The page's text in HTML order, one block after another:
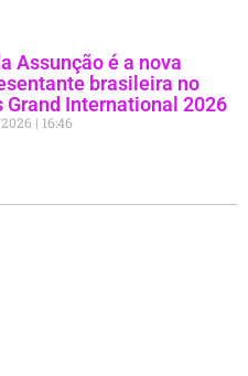
Assunção é a nova
brasileira no
Grand International 2026
16:46